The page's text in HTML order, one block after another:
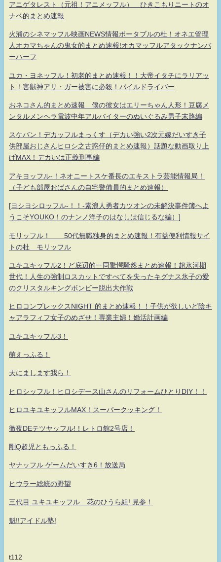
アニゲタレスト（元祖！アニメッフル） ひきこもりニートのオ
ナベ的まとめ速報
火浦のシネマッフル映画NEWS情報ポータブルの杜！オネエ管理
人オカマちゃんの鬼女的まとめ速報!オカマッフルアタックナンバ
ーハーフ
ユカ・ヨネッフル！初老的まとめ速報！！大帝イタチにラリアッ
ト！害獣神アリ・ガー被害に必殺！パイルドライバー
おネコさん的まとめ速報 僕の彼女はエリーちゃん人形！豆腐メ
ンタルメンヘラ電波中年アルバイターのぬいぐるみ男子末路編
スケバン！デカッフルまっくす（デカい強い2次元嫁だいすき子
供部屋おじさんヒロシ之古惑仔的まとめ速報）話題な動画取り上
げMAX！デカいは正義刑事編
アキヨッフル-！ネオニートスケ番長のエキストラ芸能情報局！
（子ども部屋おばさんの自宅警備員的まとめ速報）
[ヨシヨシロッフル-！！-素浪人勇者カツオンの未解決事件簿へよ
うこそYOUKO！のナンノ洋子のはなしは信じるな編）]
モリッフル！ 50代無職独身的まとめ速報！有益便利情報サイ
トの杜 モリッフル
ユキユキッフル2！ど底辺的一同驚愕騒然まとめ速報！超氷河期
世代！人生の強制ロスカットですべてを失ったキグナス氷子の愛
のクリスタルキングボンビー脱出大作戦
ヒロコンプレックスNIGHT 的まとめ速報！！子供が欲しいど陰キ
ャアラフィフ女子のめざせ！専業主婦！婚活計画編
ユキユキッフル3！
萌えっふる！
天にまします我ら！
ヒロシッフル！ヒロシデース山さんのリフォームひとりDIY！！
ヒロユキユキッフルMAX！スーパークッキング！
徹夜DEテツヤッフル!！レトロ館2号店！
剛Q超児ともっふる！
ヤナッフル ゲームだいすき6！放送局
ヒウラー総統の野望
三代目 ユキユキッフル 花のひうら組! 見参！
魁!!アイドル塾!
t112